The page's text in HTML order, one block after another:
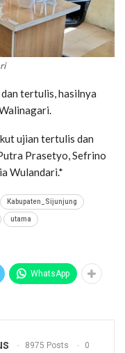
tertulis, hasilnya
ujian tertulis dan
Prasetyo, Sefrino
Wulandari.*
Kabupaten_Sijunjung
utama
WhatsApp
8975 Posts 0